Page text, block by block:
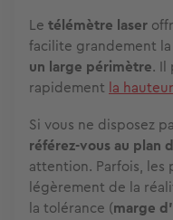
Le télémètre laser
facilite grandement
un large périmètre. Il
rapidement la
Si vous ne disposez
référez-vous au plan
attention. Parfois,
légèrement de la
la tolérance (marge